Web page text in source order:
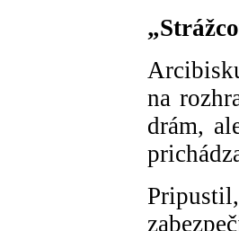
na
drám,